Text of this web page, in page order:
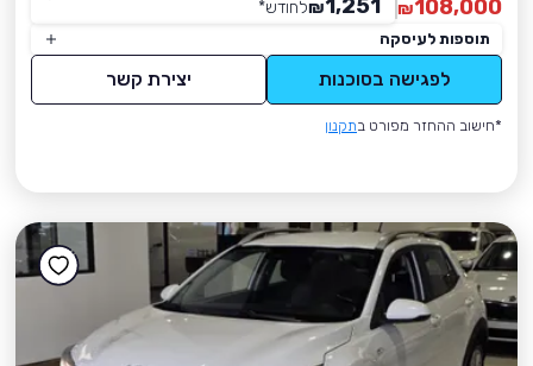
108,000
₪
1,251
₪לחודש*
תוספות לעיסקה
לפגישה בסוכנות יצירת קשר
*חישוב ההחזר מפורט בתקנון